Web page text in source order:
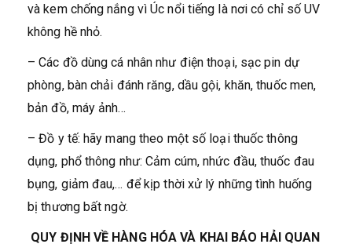
và kem chống nắng vì Úc nổi tiếng là nơi có chỉ số UV
không hề nhỏ.
– Các đồ dùng cá nhân như điện thoại, sạc pin dự
phòng, bàn chải đánh răng, dầu gội, khăn, thuốc men,
bản đồ, máy ảnh…
– Đồ y tế: hãy mang theo một số loại thuốc thông
dụng, phổ thông như: Cảm cúm, nhức đầu, thuốc đau
bụng, giảm đau,… để kịp thời xử lý những tình huống
bị thương bất ngờ.
QUY ĐỊNH VỀ HÀNG HÓA VÀ KHAI BÁO HẢI QUAN